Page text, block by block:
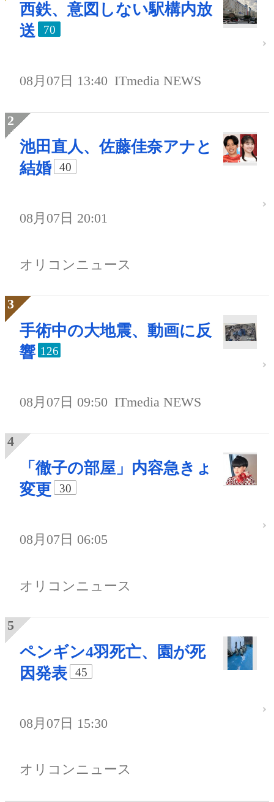
西鉄、意図しない駅構内放
送
70
08月07日 13:40 ITmedia NEWS
池田直人、佐藤佳奈アナと
結婚
40
08月07日 20:01
オリコンニュース
手術中の大地震、動画に反
響 126
08月07日 09:50 ITmedia NEWS
「徹子の部屋」内容急きょ
変更
30
08月07日 06:05
オリコンニュース
ペンギン4羽死亡、園が死
因発表
45
08月07日 15:30
オリコンニュース